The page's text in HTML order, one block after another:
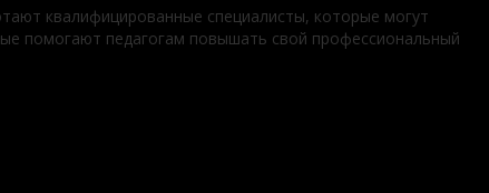
квалифицированные специалисты, которые могут
помогают педагогам повышать свой профессиональный